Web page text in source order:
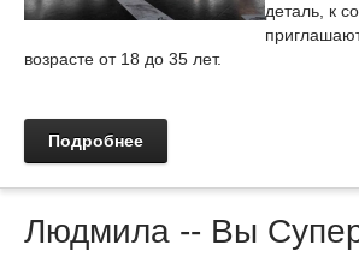
деталь, к
возрасте от 18 до 35 лет.
Подробнее
Людмила -- Вы